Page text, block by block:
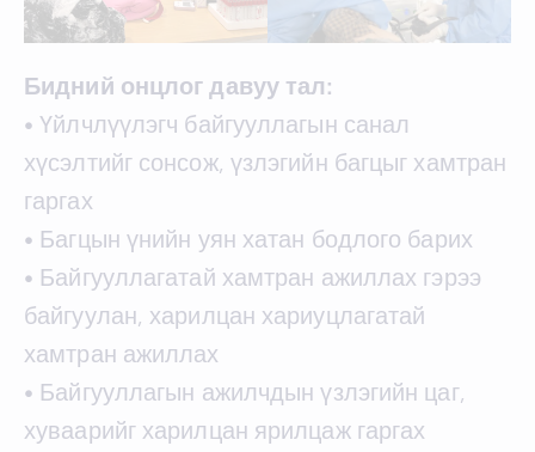
Бидний онцлог давуу тал:
• Үйлчлүүлэгч байгууллагын санал
хүсэлтийг сонсож, үзлэгийн багцыг хамтран
гаргах
• Багцын үнийн уян хатан бодлого барих
• Байгууллагатай хамтран ажиллах гэрээ
байгуулан, харилцан хариуцлагатай
хамтран ажиллах
• Байгууллагын ажилчдын үзлэгийн цаг,
хуваарийг харилцан ярилцаж гаргах